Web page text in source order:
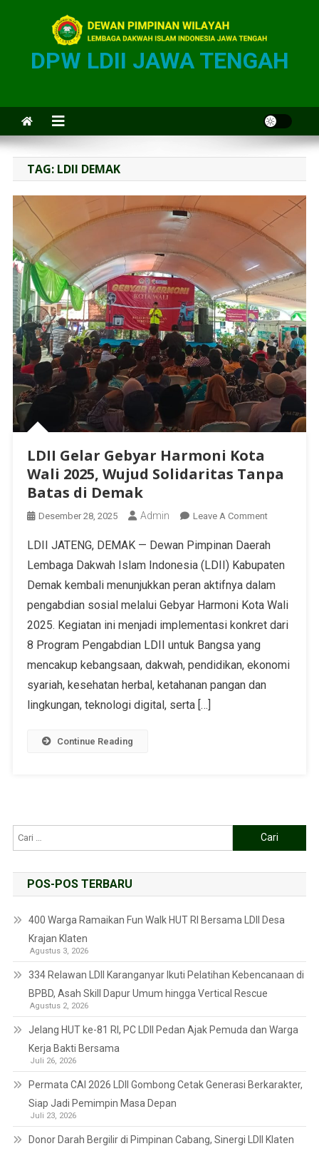
DPW LDII JAWA TENGAH
TAG: LDII DEMAK
LDII Gelar Gebyar Harmoni Kota
Wali 2025, Wujud Solidaritas Tanpa
Batas di Demak
Desember 28, 2025 Admin Leave A Comment
LDII JATENG, DEMAK — Dewan Pimpinan Daerah
Lembaga Dakwah Islam Indonesia (LDII) Kabupaten
Demak kembali menunjukkan peran aktifnya dalam
pengabdian sosial melalui Gebyar Harmoni Kota Wali
2025. Kegiatan ini menjadi implementasi konkret dari
8 Program Pengabdian LDII untuk Bangsa yang
mencakup kebangsaan, dakwah, pendidikan, ekonomi
syariah, kesehatan herbal, ketahanan pangan dan
lingkungan, teknologi digital, serta […]
Continue Reading
POS-POS TERBARU
400 Warga Ramaikan Fun Walk HUT RI Bersama LDII Desa
Krajan Klaten
Agustus 3, 2026
334 Relawan LDII Karanganyar Ikuti Pelatihan Kebencanaan di
BPBD, Asah Skill Dapur Umum hingga Vertical Rescue
Agustus 2, 2026
Jelang HUT ke-81 RI, PC LDII Pedan Ajak Pemuda dan Warga
Kerja Bakti Bersama
Juli 26, 2026
Permata CAI 2026 LDII Gombong Cetak Generasi Berkarakter,
Siap Jadi Pemimpin Masa Depan
Juli 23, 2026
Donor Darah Bergilir di Pimpinan Cabang, Sinergi LDII Klaten